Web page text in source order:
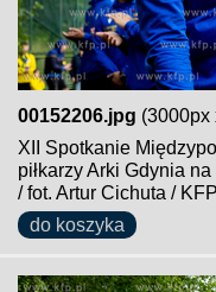
00152206.jpg (3000px
XII Spotkanie
piłkarzy Arki Gdynia
/ fot. Artur Cichuta /
do koszyka